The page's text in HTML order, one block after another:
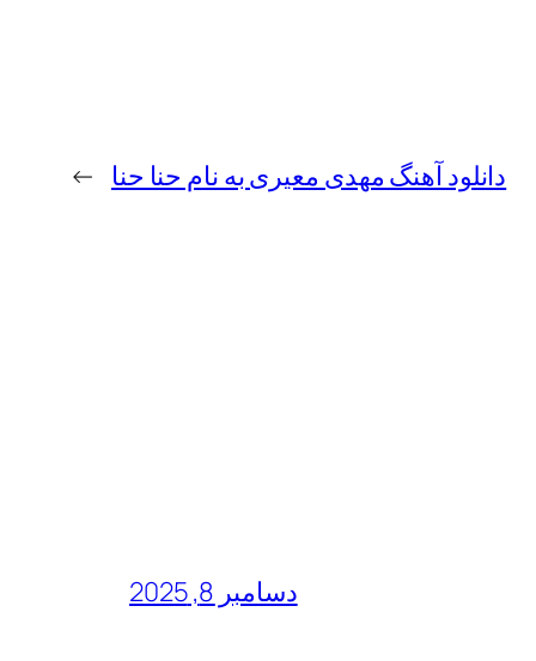
دانلود آهنگ مهدی معیری به نام حنا حنا →
دسامبر 8, 2025